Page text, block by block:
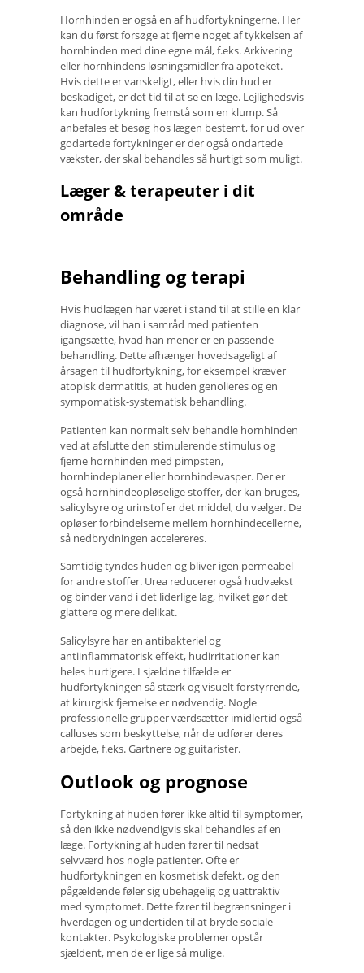
Hornhinden er også en af ​​hudfortykningerne. Her
kan du først forsøge at fjerne noget af tykkelsen af
​​hornhinden med dine egne mål, f.eks. Arkivering
eller hornhindens løsningsmidler fra apoteket.
Hvis dette er vanskeligt, eller hvis din hud er
beskadiget, er det tid til at se en læge. Lejlighedsvis
kan hudfortykning fremstå som en klump. Så
anbefales et besøg hos lægen bestemt, for ud over
godartede fortykninger er der også ondartede
vækster, der skal behandles så hurtigt som muligt.
Læger & terapeuter i dit
område
Behandling og terapi
Hvis hudlægen har været i stand til at stille en klar
diagnose, vil han i samråd med patienten
igangsætte, hvad han mener er en passende
behandling. Dette afhænger hovedsageligt af
årsagen til hudfortykning, for eksempel kræver
atopisk dermatitis, at huden genolieres og en
sympomatisk-systematisk behandling.
Patienten kan normalt selv behandle hornhinden
ved at afslutte den stimulerende stimulus og
fjerne hornhinden med pimpsten,
hornhindeplaner eller hornhindevasper. Der er
også hornhindeopløselige stoffer, der kan bruges,
salicylsyre og urinstof er det middel, du vælger. De
opløser forbindelserne mellem hornhindecellerne,
så nedbrydningen accelereres.
Samtidig tyndes huden og bliver igen permeabel
for andre stoffer. Urea reducerer også hudvækst
og binder vand i det liderlige lag, hvilket gør det
glattere og mere delikat.
Salicylsyre har en antibakteriel og
antiinflammatorisk effekt, hudirritationer kan
heles hurtigere. I sjældne tilfælde er
hudfortykningen så stærk og visuelt forstyrrende,
at kirurgisk fjernelse er nødvendig. Nogle
professionelle grupper værdsætter imidlertid også
calluses som beskyttelse, når de udfører deres
arbejde, f.eks. Gartnere og guitarister.
Outlook og prognose
Fortykning af huden fører ikke altid til symptomer,
så den ikke nødvendigvis skal behandles af en
læge. Fortykning af huden fører til nedsat
selvværd hos nogle patienter. Ofte er
hudfortykningen en kosmetisk defekt, og den
pågældende føler sig ubehagelig og uattraktiv
med symptomet. Dette fører til begrænsninger i
hverdagen og undertiden til at bryde sociale
kontakter. Psykologiske problemer opstår
sjældent, men de er lige så mulige.